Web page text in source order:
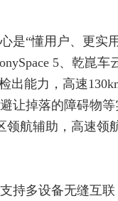
是“懂用户、更实
5、乾崑
出能力，高速
让掉落的障碍物
领航辅助，高速
持多设备无缝互